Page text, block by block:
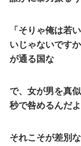
「そりゃ俺は若
いじゃないですか
が通る国な
で、女が男を真
秒で咎めるんだ
それこそが差別